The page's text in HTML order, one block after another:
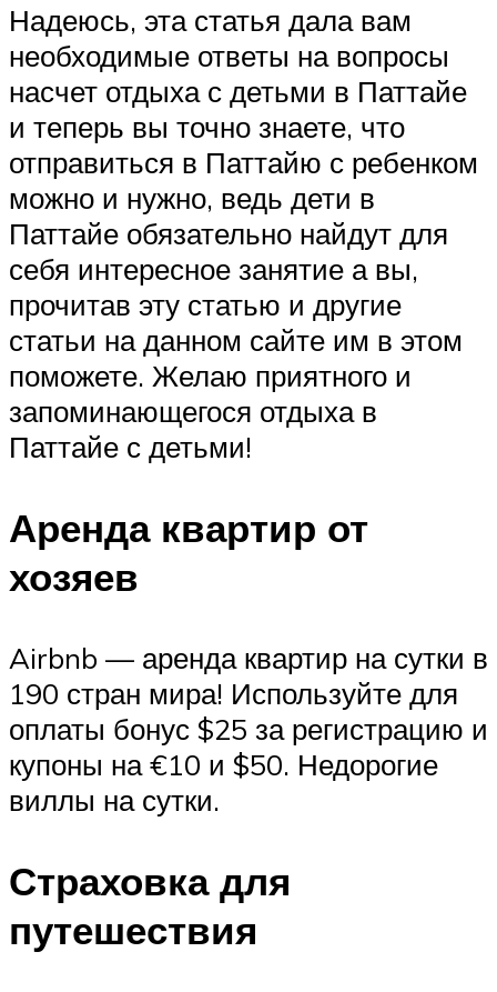
Надеюсь, эта статья дала вам
необходимые ответы на вопросы
насчет отдыха с детьми в Паттайе
и теперь вы точно знаете, что
отправиться в Паттайю с ребенком
можно и нужно, ведь дети в
Паттайе обязательно найдут для
себя интересное занятие а вы,
прочитав эту статью и другие
статьи на данном сайте им в этом
поможете. Желаю приятного и
запоминающегося отдыха в
Паттайе с детьми!
Аренда квартир от
хозяев
Airbnb — аренда квартир на сутки в
190 стран мира! Используйте для
оплаты бонус $25 за регистрацию и
купоны на €10 и $50. Недорогие
виллы на сутки.
Страховка для
путешествия